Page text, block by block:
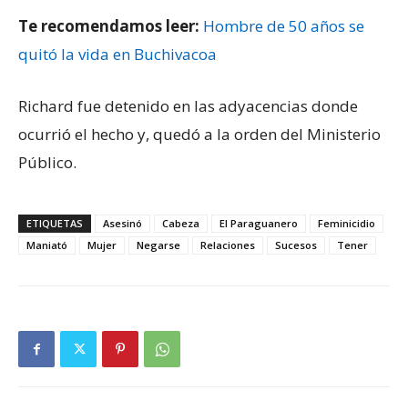
Te recomendamos leer: Hombre de 50 años se
quitó la vida en Buchivacoa
Richard fue detenido en las adyacencias donde
ocurrió el hecho y, quedó a la orden del Ministerio
Público.
ETIQUETAS Asesinó Cabeza El Paraguanero
Feminicidio
Maniató
Mujer Negarse Relaciones Sucesos Tener